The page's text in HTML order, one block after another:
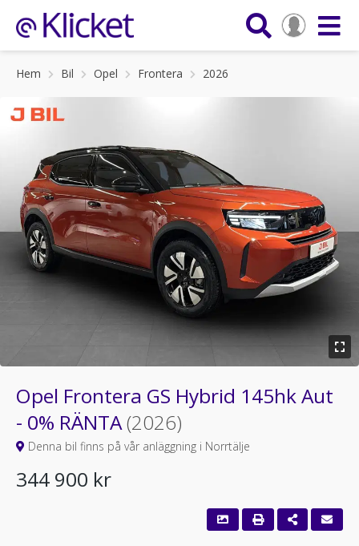
Hem Bil Opel Frontera 2026
Opel Frontera GS Hybrid 145hk Aut
- 0% RÄNTA(2026)
Denna bil finns på vår anläggning i Norrtälje
344 900 kr